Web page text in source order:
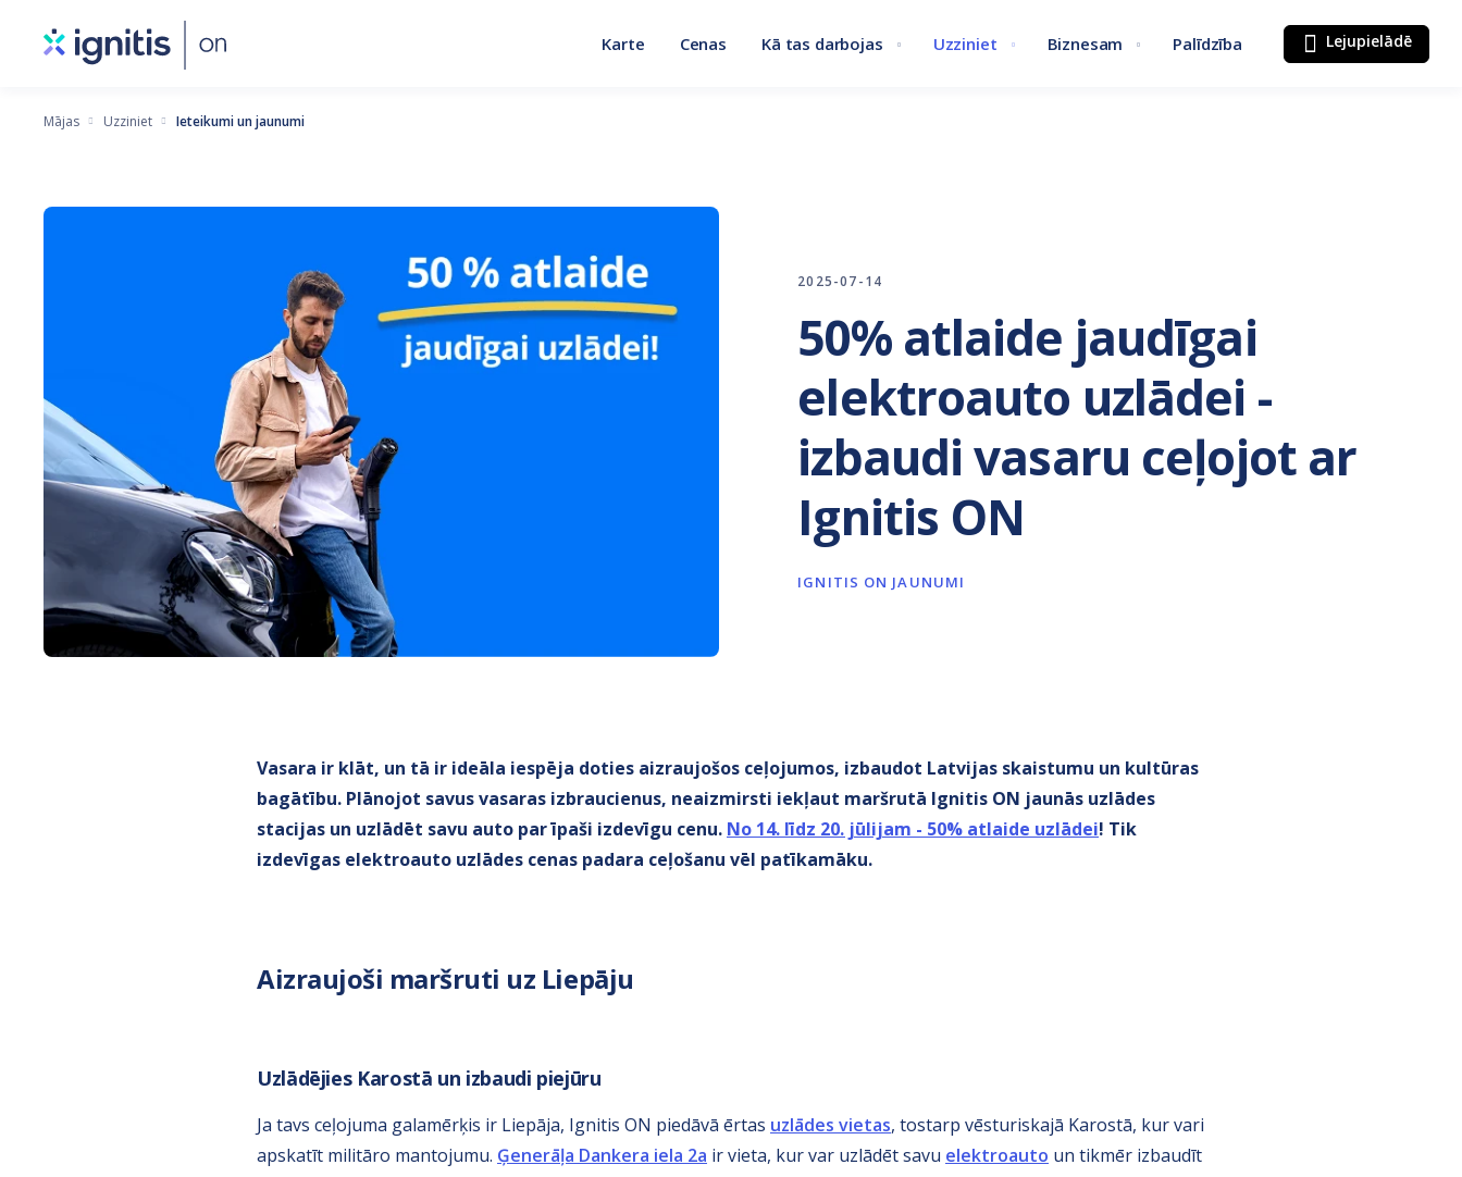
Karte Cenas Kā tas darbojas Uzziniet Biznesam Palīdzība Lejupielādē
Mājas Uzziniet Ieteikumi un jaunumi
2025-07-14
50% atlaide jaudīgai
elektroauto uzlādei -
izbaudi vasaru ceļojot ar
Ignitis ON
IGNITIS ON JAUNUMI
Vasara ir klāt, un tā ir ideāla iespēja doties aizraujošos ceļojumos, izbaudot Latvijas skaistumu un kultūras
bagātību. Plānojot savus vasaras izbraucienus, neaizmirsti iekļaut maršrutā Ignitis ON jaunās uzlādes
stacijas un uzlādēt savu auto par īpaši izdevīgu cenu. No 14. līdz 20. jūlijam - 50% atlaide uzlādei! Tik
izdevīgas elektroauto uzlādes cenas padara ceļošanu vēl patīkamāku.
Aizraujoši maršruti uz Liepāju
Uzlādējies Karostā un izbaudi piejūru
Ja tavs ceļojuma galamērķis ir Liepāja, Ignitis ON piedāvā ērtas uzlādes vietas, tostarp vēsturiskajā Karostā, kur vari
apskatīt militāro mantojumu. Ģenerāļa Dankera iela 2a ir vieta, kur var uzlādēt savu elektroauto un tikmēr izbaudīt